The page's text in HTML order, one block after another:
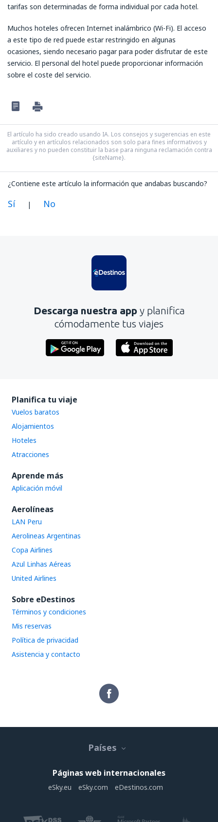
tarifas son determinadas de forma individual por cada hotel.
Muchos hoteles ofrecen Internet inalámbrico (Wi-Fi). El acceso
a este tipo de red puede estar restringido en algunas
ocasiones, siendo necesario pagar para poder disfrutar de este
servicio. El personal del hotel puede proporcionar información
sobre el coste del servicio.
El artículo ha sido creado usando IA. Los consejos y sugerencias en este
artículo y en artículos relacionados son solo para fines informativos y
auxiliares y no pueden constituir la base para ninguna reclamación contra
{siteName}.
¿Contiene este artículo la información que andabas buscando?
Sí | No
Contiene información incorrecta
No profundiza en el tema
Enviar
Descarga nuestra app y planifica
cómodamente tus viajes
Planifica tu viaje
Vuelos baratos
Alojamientos
Hoteles
Atracciones
Aprende más
Aplicación móvil
Aerolíneas
LAN Peru
Aerolineas Argentinas
Copa Airlines
Azul Linhas Aéreas
United Airlines
Sobre eDestinos
Términos y condiciones
Mis reservas
Política de privacidad
Asistencia y contacto
Países
Páginas web internacionales
eSky.eu eSky.com eDestinos.com